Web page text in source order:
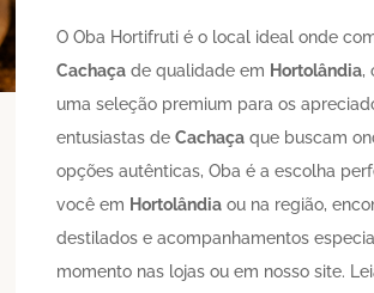
O Oba Hortifruti é o local ideal onde
Cachaça de qualidade em Hortolândia,
uma seleção premium para os
entusiastas deCachaça que buscam
opções autênticas, Oba é a escolha
você em Hortolândia ou na região,
destilados e acompanhamentos
momento nas lojas ou em nosso site.